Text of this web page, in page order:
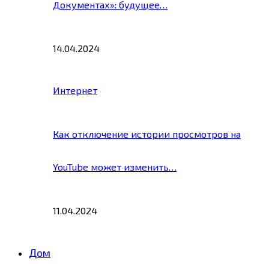
Документах»: будущее…
14.04.2024
Интернет
Как отключение истории просмотров на
YouTube может изменить…
11.04.2024
Дом